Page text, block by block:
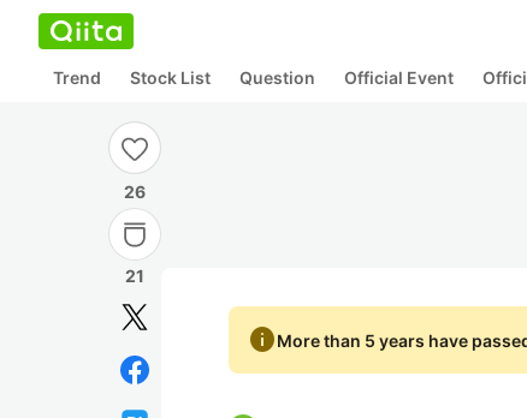
Trend Stock List Question Official Event
26
21
infoMore than 5 years have